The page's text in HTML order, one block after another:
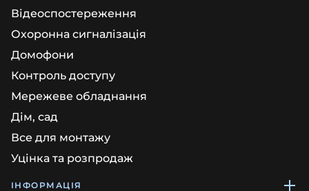
Відеоспостереження
Охоронна сигналізація
Домофони
Контроль доступу
Мережеве обладнання
Дім, сад
Все для монтажу
Уцінка та розпродаж
ІНФОРМАЦІЯ